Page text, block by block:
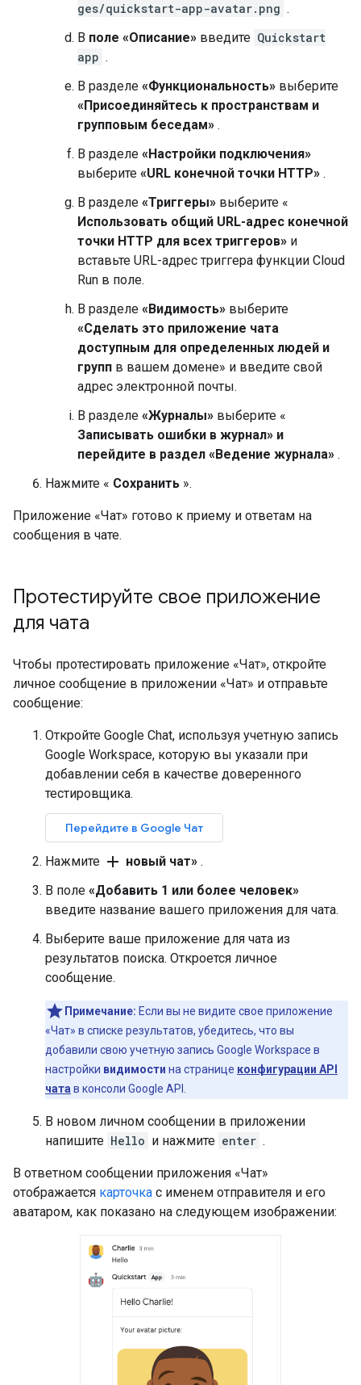
ges/quickstart-app-avatar.png .
В поле «Описание» введите Quickstart
app .
В разделе «Функциональность» выберите
«Присоединяйтесь к пространствам и
групповым беседам» .
В разделе «Настройки подключения»
выберите «URL конечной точки HTTP» .
В разделе «Триггеры» выберите «
Использовать общий URL-адрес конечной
точки HTTP для всех триггеров» и
вставьте URL-адрес триггера функции Cloud
Run в поле.
В разделе «Видимость» выберите
«Сделать это приложение чата
доступным для определенных людей и
групп в вашем домене» и введите свой
адрес электронной почты.
В разделе «Журналы» выберите «
Записывать ошибки в журнал» и
перейдите в раздел «Ведение журнала» .
Нажмите « Сохранить ».
Приложение «Чат» готово к приему и ответам на
сообщения в чате.
Протестируйте свое приложение
для чата
Чтобы протестировать приложение «Чат», откройте
личное сообщение в приложении «Чат» и отправьте
сообщение:
Откройте Google Chat, используя учетную запись
Google Workspace, которую вы указали при
добавлении себя в качестве доверенного
тестировщика.
Перейдите в Google Чат
Нажмите add новый чат» .
В поле «Добавить 1 или более человек»
введите название вашего приложения для чата.
Выберите ваше приложение для чата из
результатов поиска. Откроется личное
сообщение.
Примечание: Если вы не видите свое приложение
«Чат» в списке результатов, убедитесь, что вы
добавили свою учетную запись Google Workspace в
настройки видимости на странице конфигурации API
чата в консоли Google API.
В новом личном сообщении в приложении
напишите Hello и нажмите enter .
В ответном сообщении приложения «Чат»
отображается карточка с именем отправителя и его
аватаром, как показано на следующем изображении: